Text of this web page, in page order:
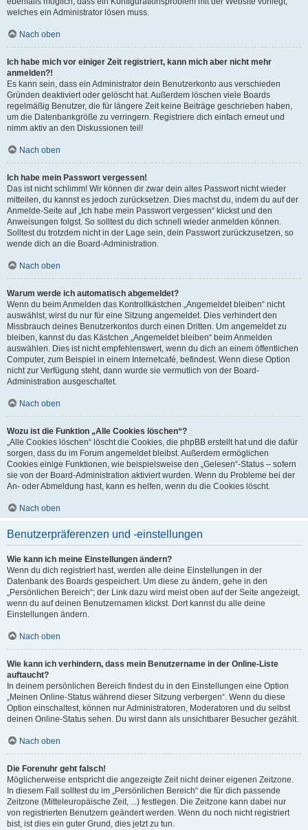
welches ein Administrator lösen muss.
Nach oben
Ich habe mich vor einiger Zeit registriert, kann mich aber nicht mehr
anmelden?!
Es kann sein, dass ein Administrator dein Benutzerkonto aus verschieden
Gründen deaktiviert oder gelöscht hat. Außerdem löschen viele Boards
regelmäßig Benutzer, die für längere Zeit keine Beiträge geschrieben haben,
um die Datenbankgröße zu verringern. Registriere dich einfach erneut und
nimm aktiv an den Diskussionen teil!
Nach oben
Ich habe mein Passwort vergessen!
Das ist nicht schlimm! Wir können dir zwar dein altes Passwort nicht wieder
mitteilen, du kannst es jedoch zurücksetzen. Dies machst du, indem du auf der
Anmelde-Seite auf „Ich habe mein Passwort vergessen“ klickst und den
Anweisungen folgst. So solltest du dich schnell wieder anmelden können.
Solltest du trotzdem nicht in der Lage sein, dein Passwort zurückzusetzen, so
wende dich an die Board-Administration.
Nach oben
Warum werde ich automatisch abgemeldet?
Wenn du beim Anmelden das Kontrollkästchen „Angemeldet bleiben“ nicht
auswählst, wirst du nur für eine Sitzung angemeldet. Dies verhindert den
Missbrauch deines Benutzerkontos durch einen Dritten. Um angemeldet zu
bleiben, kannst du das Kästchen „Angemeldet bleiben“ beim Anmelden
auswählen. Dies ist nicht empfehlenswert, wenn du dich an einem öffentlichen
Computer, zum Beispiel in einem Internetcafé, befindest. Wenn diese Option
nicht zur Verfügung steht, dann wurde sie vermutlich von der Board-
Administration ausgeschaltet.
Nach oben
Wozu ist die Funktion „Alle Cookies löschen“?
„Alle Cookies löschen“ löscht die Cookies, die phpBB erstellt hat und die dafür
sorgen, dass du im Forum angemeldet bleibst. Außerdem ermöglichen
Cookies einige Funktionen, wie beispielsweise den „Gelesen“-Status – sofern
sie von der Board-Administration aktiviert wurden. Wenn du Probleme bei der
An- oder Abmeldung hast, kann es helfen, wenn du die Cookies löscht.
Nach oben
Benutzerpräferenzen und -einstellungen
Wie kann ich meine Einstellungen ändern?
Wenn du dich registriert hast, werden alle deine Einstellungen in der
Datenbank des Boards gespeichert. Um diese zu ändern, gehe in den
„Persönlichen Bereich“; der Link dazu wird meist oben auf der Seite angezeigt,
wenn du auf deinen Benutzernamen klickst. Dort kannst du alle deine
Einstellungen ändern.
Nach oben
Wie kann ich verhindern, dass mein Benutzername in der Online-Liste
auftaucht?
In deinem persönlichen Bereich findest du in den Einstellungen eine Option
„Meinen Online-Status während dieser Sitzung verbergen“. Wenn du diese
Option einschaltest, können nur Administratoren, Moderatoren und du selbst
deinen Online-Status sehen. Du wirst dann als unsichtbarer Besucher gezählt.
Nach oben
Die Forenuhr geht falsch!
Möglicherweise entspricht die angezeigte Zeit nicht deiner eigenen Zeitzone.
In diesem Fall solltest du im „Persönlichen Bereich“ die für dich passende
Zeitzone (Mitteleuropäische Zeit, ...) festlegen. Die Zeitzone kann dabei nur
von registrierten Benutzern geändert werden. Wenn du noch nicht registriert
bist, ist dies ein guter Grund, dies jetzt zu tun.